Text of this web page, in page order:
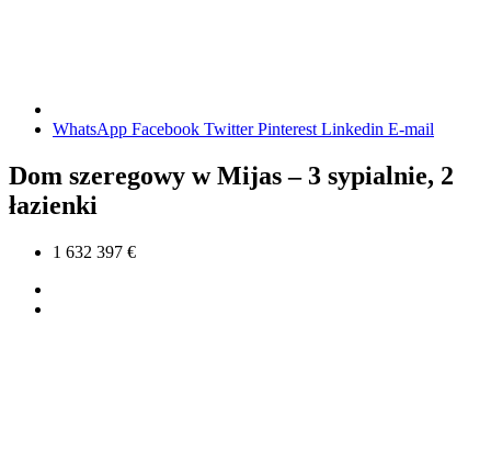
WhatsApp Facebook TwitterPinterest Linkedin E-mail
Dom szeregowy w Mijas – 3 sypialnie, 2
łazienki
1 632 397 €